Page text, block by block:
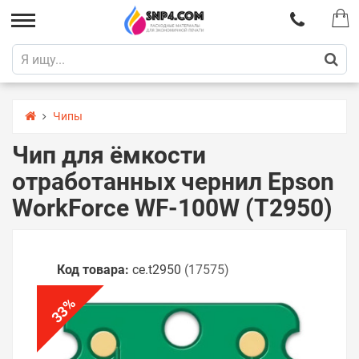
Чипы
Чип для ёмкости
отработанных чернил Epson
WorkForce WF-100W (T2950)
Код товара: ce.t2950 (17575)
33
%